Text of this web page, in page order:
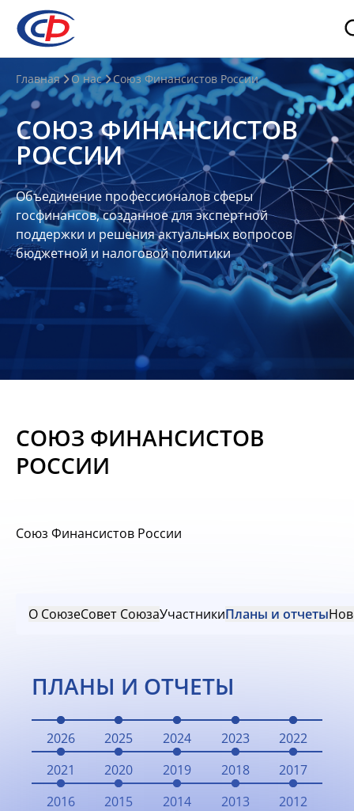
О
нас
О
СФР
Совет
Союза
Участники
Планы
отчеты
Контакты
Материалы
Главная О нас Союз Финансистов России
СОЮЗ ФИНАНСИСТОВ
РОССИИ
Объединение профессионалов сферы
госфинансов, созданное для экспертной
поддержки и решения актуальных вопросов
бюджетной и налоговой политики
СОЮЗ ФИНАНСИСТОВ
РОССИИ
Союз Финансистов России
О СоюзеСовет СоюзаУчастникиПланы и отчеты
ПЛАНЫ И ОТЧЕТЫ
2026 2025 2024 2023
2022
2021
2020 2019 2018
2017
2016
2015 2014 2013
2012